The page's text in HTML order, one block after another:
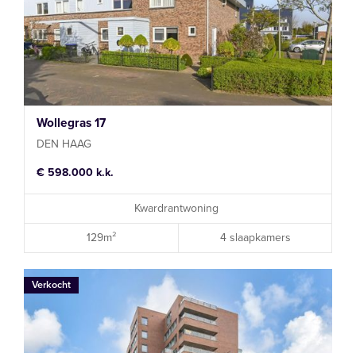
Wollegras 17
DEN HAAG
€ 598.000 k.k.
Kwardrantwoning
129m² 4 slaapkamers
Verkocht